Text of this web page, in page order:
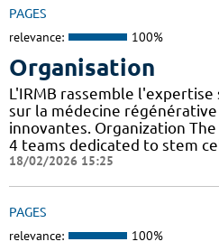
PAGES
relevance: 100%
Organisation
L'IRMB rassemble
sur la médecine
innovantes. Organization The
4 teams dedicated to stem
18/02/2026 15:25
PAGES
relevance: 100%